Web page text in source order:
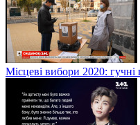
Місцеві вибори 2020: гучні